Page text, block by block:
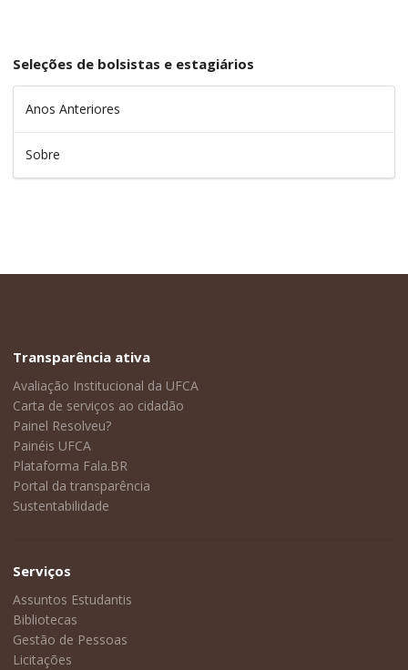
Seleções de bolsistas e estagiários
Anos Anteriores
Sobre
Transparência ativa
Avaliação Institucional da UFCA
Carta de serviços ao cidadão
Painel Resolveu?
Painéis UFCA
Plataforma Fala.BR
Portal da transparência
Sustentabilidade
Serviços
Assuntos Estudantis
Bibliotecas
Gestão de Pessoas
Licitações